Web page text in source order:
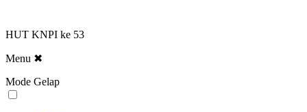
HUT KNPI ke 53
Menu ✖
Mode Gelap